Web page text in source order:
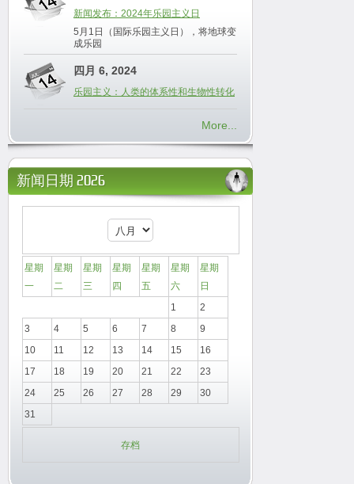
新闻发布：2024年乐园主义日
5月1日（国际乐园主义日），将地球变
成乐园
四月 6, 2024
乐园主义：人类的体系性和生物性转化
More...
新闻日期 2026
星期
一
星期
二
星期
三
星期
四
星期
五
星期
六
星期
日
1
2
3
4 5 6 7 8
9
10
11 12 13 14 15
16
17
18 19 20 21 22
23
24
25 26 27 28 29
30
31
存档